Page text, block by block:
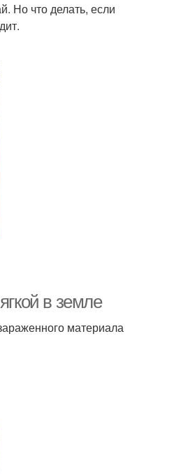
Но что делать, если
в земле
материала